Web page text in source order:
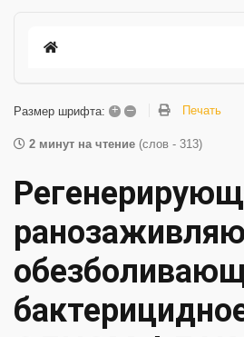
Размер шрифта: + – Печать
2 минут на чтение (слов - 313)